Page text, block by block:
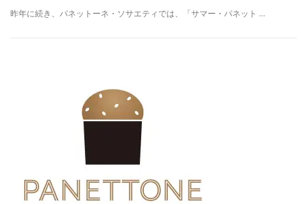
昨年に続き、パネットーネ・ソサエティでは、「サマー・パネット …